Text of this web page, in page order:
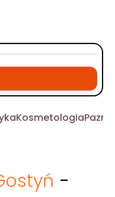
Kosmetologia
-